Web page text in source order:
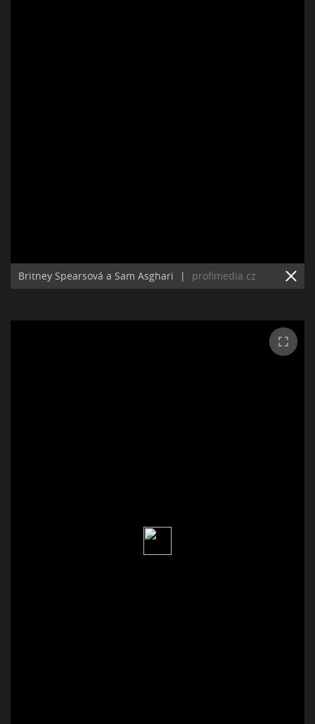
Britney Spearsová a Sam Asghari | profimedia.cz